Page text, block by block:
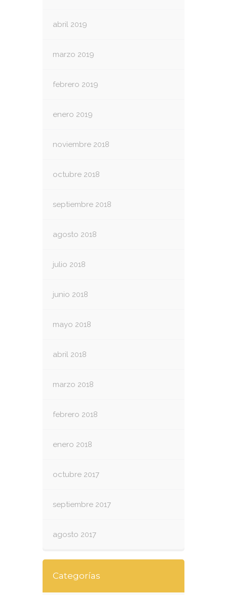
abril 2019
marzo 2019
febrero 2019
enero 2019
noviembre 2018
octubre 2018
septiembre 2018
agosto 2018
julio 2018
junio 2018
mayo 2018
abril 2018
marzo 2018
febrero 2018
enero 2018
octubre 2017
septiembre 2017
agosto 2017
Categorías